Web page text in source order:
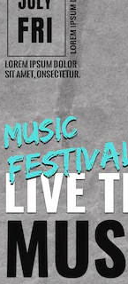
2026Freepik Company